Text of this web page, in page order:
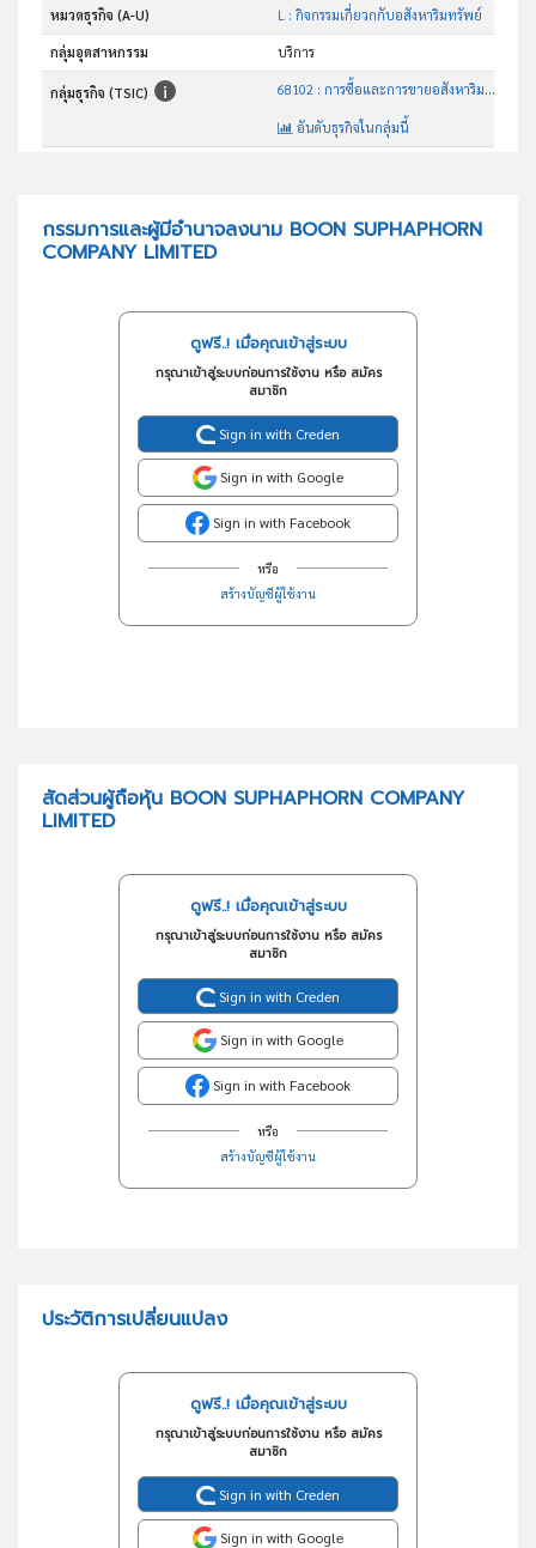
หมวดธุรกิจ (A-U) L : กิจกรรมเกี่ยวกกับอสังหาริมทรัพย์
กลุ่มอุตสาหกรรม บริการ
กลุ่มธุรกิจ (TSIC) 68102 : การซื้อและการขายอสังหาริมทรัพย์ที่เป็นของตนเองที่ไม่ใช่ เพื่อเป็นที่พักอาศัย
อันดับธุรกิจในกลุ่มนี้
กรรมการและผู้มีอำนาจลงนาม BOON SUPHAPHORN
COMPANY LIMITED
ดูฟรี..! เมื่อคุณเข้าสู่ระบบ
กรุณาเข้าสู่ระบบก่อนการใช้งาน หรือ สมัคร
สมาชิก
Sign in with Creden
Sign in with Google
Sign in with Facebook
หรือ
สร้างบัญชีผู้ใช้งาน
สัดส่วนผู้ถือหุ้น BOON SUPHAPHORN COMPANY
LIMITED
ดูฟรี..! เมื่อคุณเข้าสู่ระบบ
กรุณาเข้าสู่ระบบก่อนการใช้งาน หรือ สมัคร
สมาชิก
Sign in with Creden
Sign in with Google
Sign in with Facebook
หรือ
สร้างบัญชีผู้ใช้งาน
ประวัติการเปลี่ยนแปลง
ดูฟรี..! เมื่อคุณเข้าสู่ระบบ
กรุณาเข้าสู่ระบบก่อนการใช้งาน หรือ สมัคร
สมาชิก
Sign in with Creden
Sign in with Google